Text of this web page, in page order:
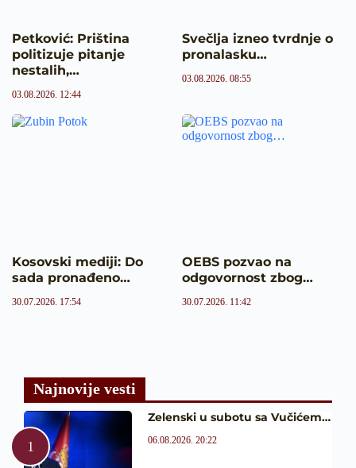
Petković: Priština
politizuje pitanje
nestalih,…
03.08.2026. 12:44
Svečlja izneo tvrdnje o
pronalasku…
03.08.2026. 08:55
Kosovski mediji: Do
sada pronađeno…
30.07.2026. 17:54
OEBS pozvao na
odgovornost zbog…
30.07.2026. 11:42
Najnovije vesti
Zelenski u subotu sa Vučićem…
06.08.2026. 20:22